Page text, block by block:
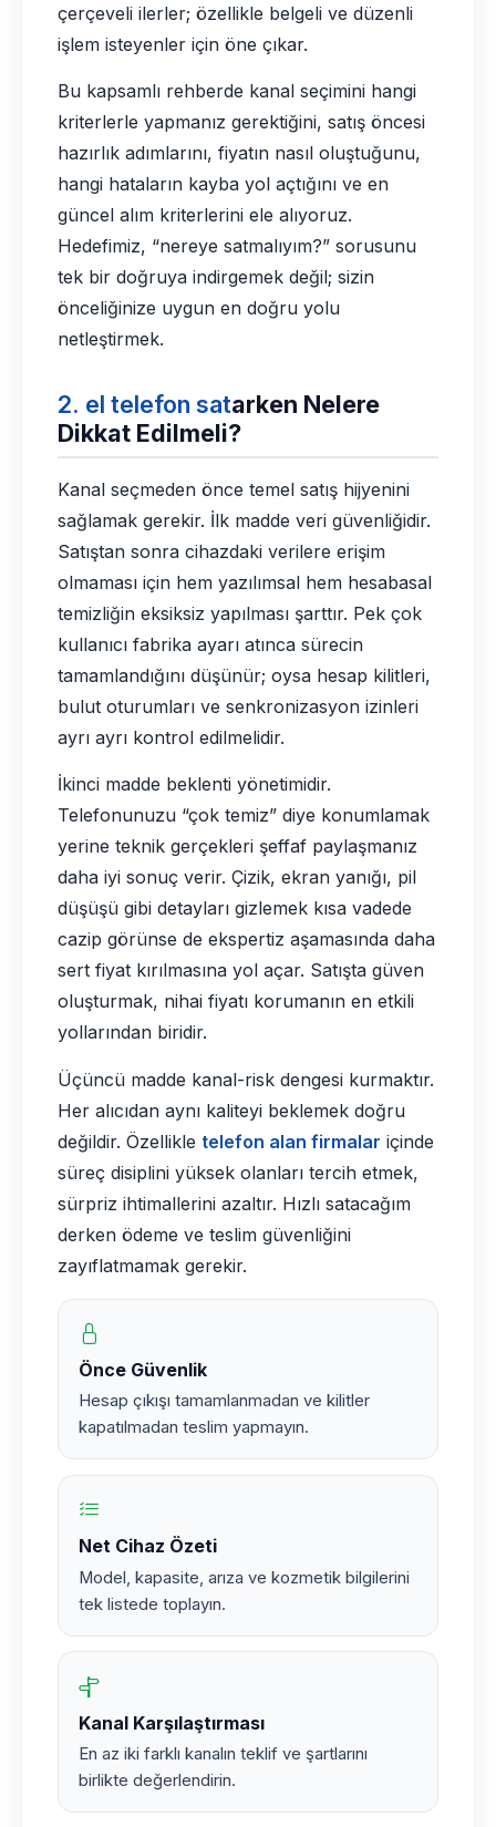
çerçeveli ilerler; özellikle belgeli ve düzenli
işlem isteyenler için öne çıkar.
Bu kapsamlı rehberde kanal seçimini hangi
kriterlerle yapmanız gerektiğini, satış öncesi
hazırlık adımlarını, fiyatın nasıl oluştuğunu,
hangi hataların kayba yol açtığını ve en
güncel alım kriterlerini ele alıyoruz.
Hedefimiz, “nereye satmalıyım?” sorusunu
tek bir doğruya indirgemek değil; sizin
önceliğinize uygun en doğru yolu
netleştirmek.
2. el telefon satarken Nelere
Dikkat Edilmeli?
Kanal seçmeden önce temel satış hijyenini
sağlamak gerekir. İlk madde veri güvenliğidir.
Satıştan sonra cihazdaki verilere erişim
olmaması için hem yazılımsal hem hesabasal
temizliğin eksiksiz yapılması şarttır. Pek çok
kullanıcı fabrika ayarı atınca sürecin
tamamlandığını düşünür; oysa hesap kilitleri,
bulut oturumları ve senkronizasyon izinleri
ayrı ayrı kontrol edilmelidir.
İkinci madde beklenti yönetimidir.
Telefonunuzu “çok temiz” diye konumlamak
yerine teknik gerçekleri şeffaf paylaşmanız
daha iyi sonuç verir. Çizik, ekran yanığı, pil
düşüşü gibi detayları gizlemek kısa vadede
cazip görünse de ekspertiz aşamasında daha
sert fiyat kırılmasına yol açar. Satışta güven
oluşturmak, nihai fiyatı korumanın en etkili
yollarından biridir.
Üçüncü madde kanal-risk dengesi kurmaktır.
Her alıcıdan aynı kaliteyi beklemek doğru
değildir. Özellikle telefon alan firmalar içinde
süreç disiplini yüksek olanları tercih etmek,
sürpriz ihtimallerini azaltır. Hızlı satacağım
derken ödeme ve teslim güvenliğini
zayıflatmamak gerekir.
Önce Güvenlik
Hesap çıkışı tamamlanmadan ve kilitler
kapatılmadan teslim yapmayın.
Net Cihaz Özeti
Model, kapasite, arıza ve kozmetik bilgilerini
tek listede toplayın.
Kanal Karşılaştırması
En az iki farklı kanalın teklif ve şartlarını
birlikte değerlendirin.